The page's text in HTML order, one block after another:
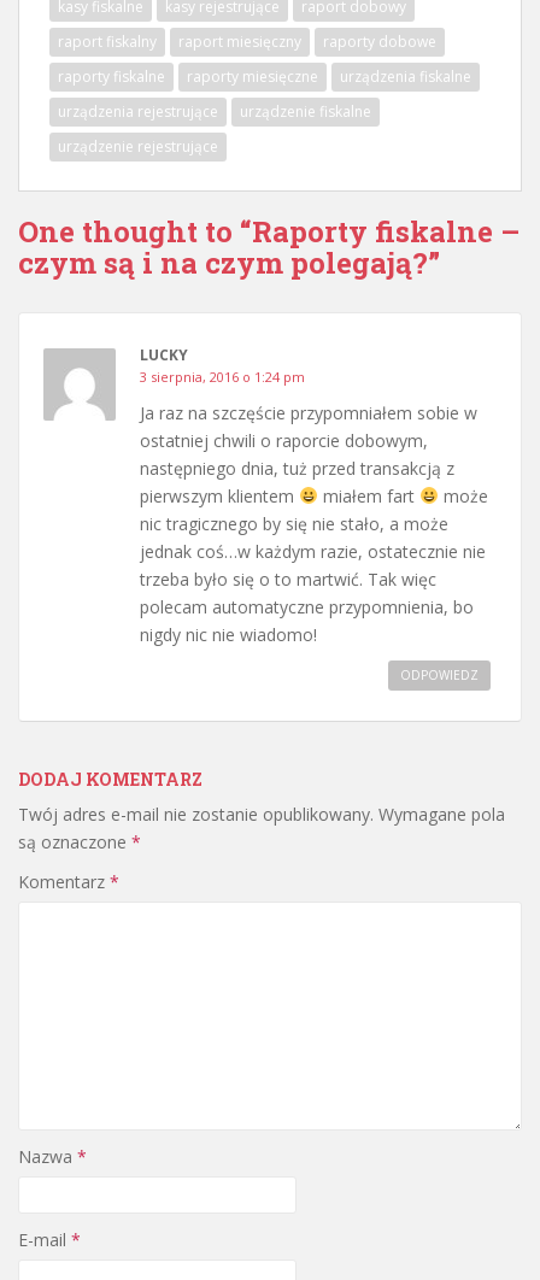
kasy fiskalne kasy rejestrujące
raport dobowy
raport fiskalny
raport miesięczny
raporty dobowe
raporty fiskalne
raporty miesięczne
urządzenia fiskalne
urządzenia rejestrujące
urządzenie fiskalne
urządzenie rejestrujące
One thought to “Raporty fiskalne –
czym są i na czym polegają?”
LUCKY
3 sierpnia, 2016 o 1:24 pm
Ja raz na szczęście przypomniałem sobie w
ostatniej chwili o raporcie dobowym,
następniego dnia, tuż przed transakcją z
pierwszym klientem
miałem fart
może
nic tragicznego by się nie stało, a może
jednak coś…w każdym razie, ostatecznie nie
trzeba było się o to martwić. Tak więc
polecam automatyczne przypomnienia, bo
nigdy nic nie wiadomo!
ODPOWIEDZ
DODAJ KOMENTARZ
Twój adres e-mail nie zostanie opublikowany. Wymagane pola
są oznaczone *
Komentarz *
Nazwa *
E-mail *